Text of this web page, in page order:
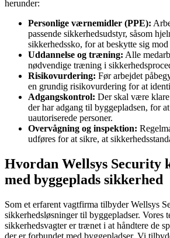
herunder:
Personlige værnemidler (PPE):
passende sikkerhedsudstyr, såsom
sikkerhedssko, for at beskytte sig mod
Uddannelse og træning: Alle
nødvendige træning i
Risikovurdering: Før arbejdet
en grundig risikovurdering for at
Adgangskontrol: Der skal være
der har adgang til byggepladsen, for
uautoriserede personer.
Overvågning og inspektion:
udføres for at sikre, at
Hvordan Wellsys Security
med byggeplads sikkerhed
Som et erfarent vagtfirma tilbyder Wellsys
sikkerhedsløsninger til byggepladser. Vores
sikkerhedsvagter er trænet i at håndtere de
der er forbundet med byggepladser. Vi